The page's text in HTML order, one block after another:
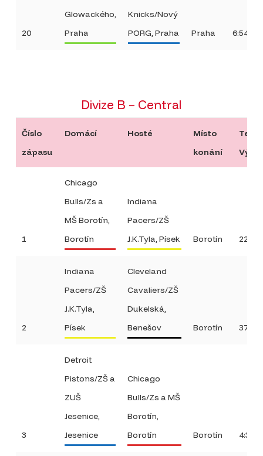
20
Glowackého,
Praha
Knicks/Nový
PORG, Praha
Praha 6:54
Divize B – Central
Číslo
zápasu
Domácí Hosté
Místo
konání
1
Chicago
Bulls/Zs a
MŠ Borotín,
Borotín
Indiana
Pacers/ZŠ
J.K.Tyla, Písek
Borotín 22:26
2
Indiana
Pacers/ZŠ
J.K.Tyla,
Písek
Cleveland
Cavaliers/ZŠ
Dukelská,
Benešov
Borotín 37:20
3
Detroit
Pistons/ZŠ a
ZUŠ
Jesenice,
Jesenice
Chicago
Bulls/Zs a MŠ
Borotín,
Borotín
Borotín 4:38